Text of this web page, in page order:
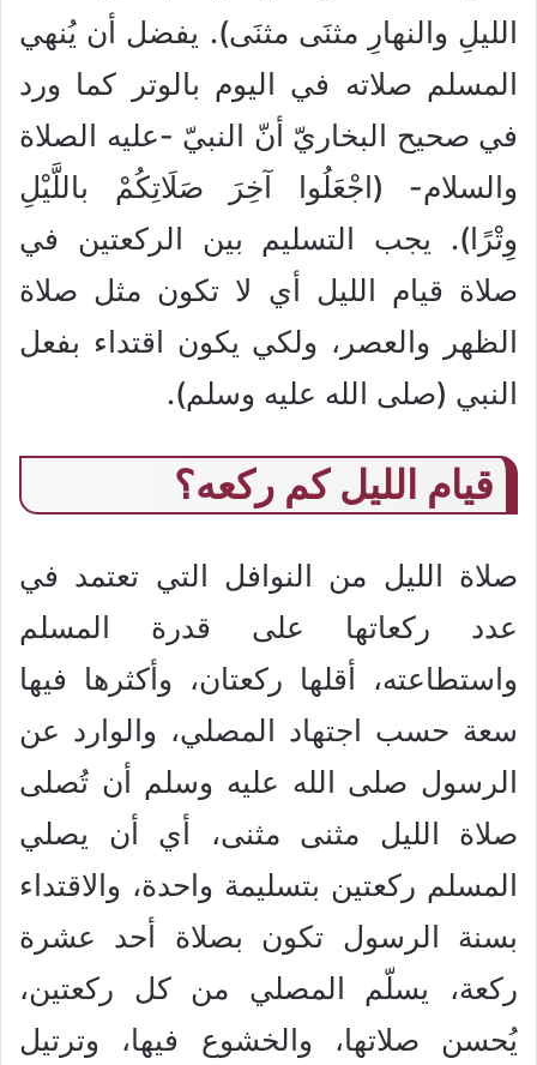
الليلِ والنهارِ مثنَى مثنَى). يفضل أن يُنهي
المسلم صلاته في اليوم بالوتر كما ورد
في صحيح البخاريّ أنّ النبيّ -عليه الصلاة
والسلام- (اجْعَلُوا آخِرَ صَلَاتِكُمْ باللَّيْلِ
وِتْرًا). يجب التسليم بين الركعتين في
صلاة قيام الليل أي لا تكون مثل صلاة
الظهر والعصر، ولكي يكون اقتداء بفعل
النبي (صلى الله عليه وسلم).
قيام الليل كم ركعه؟
صلاة الليل من النوافل التي تعتمد في
عدد ركعاتها على قدرة المسلم
واستطاعته، أقلها ركعتان، وأكثرها فيها
سعة حسب اجتهاد المصلي، والوارد عن
الرسول صلى الله عليه وسلم أن تُصلى
صلاة الليل مثنى مثنى، أي أن يصلي
المسلم ركعتين بتسليمة واحدة، والاقتداء
بسنة الرسول تكون بصلاة أحد عشرة
ركعة، يسلّم المصلي من كل ركعتين،
يُحسن صلاتها، والخشوع فيها، وترتيل